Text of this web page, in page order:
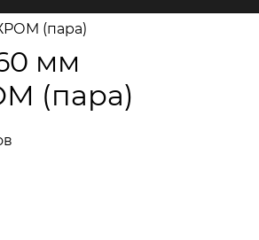
(пара)
мм
(пара)